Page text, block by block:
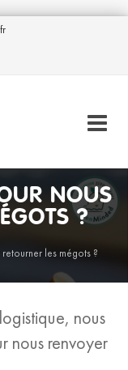
NOUS
?
les mégots ?
nous
nous renvoyer